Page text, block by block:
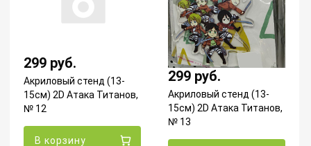
299 руб.
Акриловый стенд (13-
15см) 2D Атака Титанов,
№ 12
В корзину
299 руб.
Акриловый стенд (13-
15см) 2D Атака Титанов,
№ 13